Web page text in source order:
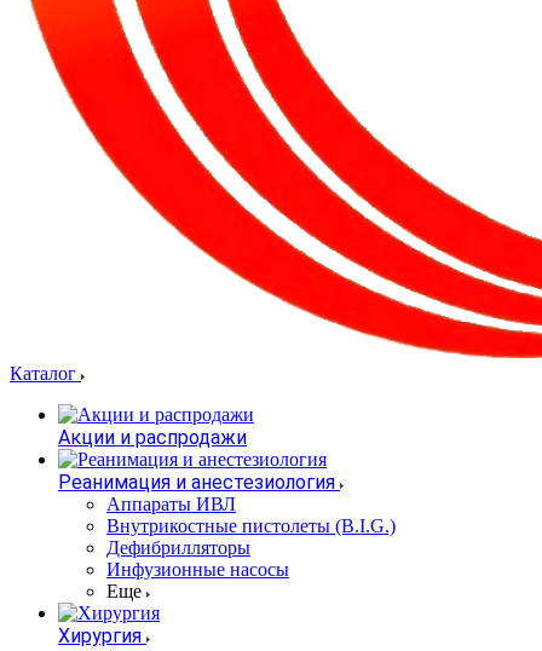
Каталог
Акции и распродажи
Реанимация и анестезиология
Аппараты ИВЛ
Внутрикостные пистолеты (B.I.G.)
Дефибрилляторы
Инфузионные насосы
Еще
Хирургия